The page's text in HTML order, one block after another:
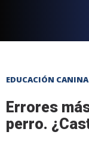
EDUCACIÓN CANINA
Errores
perro.